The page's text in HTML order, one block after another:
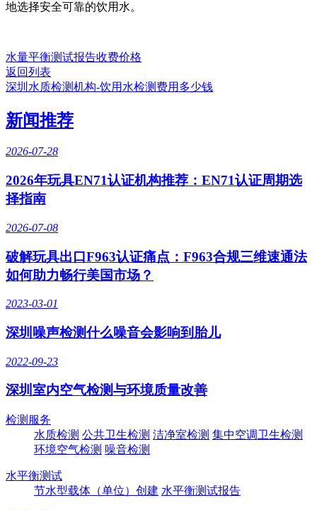
地选择安全可靠的饮用水。
水量平衡测试报告收费价格
返回列表
深圳水质检测机构-饮用水检测费用多少钱
新闻推荐
2026-07-28
2026年玩具EN71认证机构推荐：EN71认证周期选
择指南
2026-07-08
破解玩具出口F963认证痛点：F963合规三维速通法
如何助力畅行美国市场？
2023-03-01
深圳噪声检测什么噪音会影响到胎儿
2022-09-23
深圳室内空气检测与环境质量改善
检测服务
水质检测 公共卫生检测 洁净室检测 集中空调卫生检测
环境空气检测 噪音检测
水平衡测试
节水型载体（单位）创建 水平衡测试报告